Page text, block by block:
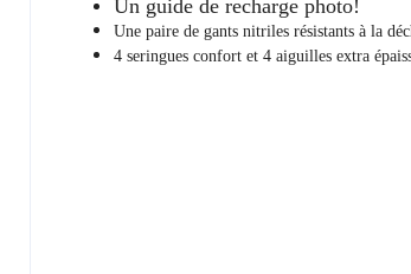
Un guide de recharge photo!
Une paire de gants nitriles résistants à la
4 seringues confort et 4 aiguilles extra